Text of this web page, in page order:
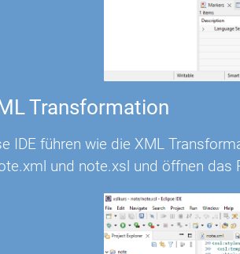
Transformation
IDE führen wie die XML
und note.xsl und öffnen das